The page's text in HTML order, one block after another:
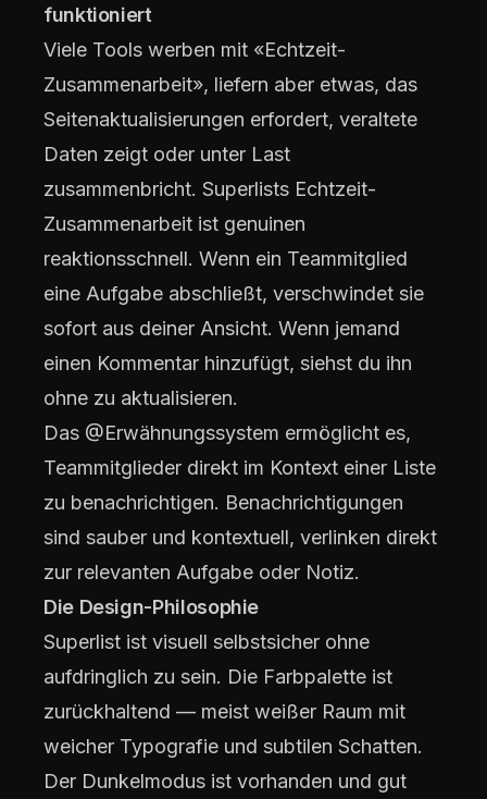
funktioniert
Viele Tools werben mit «Echtzeit-
Zusammenarbeit», liefern aber etwas, das
Seitenaktualisierungen erfordert, veraltete
Daten zeigt oder unter Last
zusammenbricht. Superlists Echtzeit-
Zusammenarbeit ist genuinen
reaktionsschnell. Wenn ein Teammitglied
eine Aufgabe abschließt, verschwindet sie
sofort aus deiner Ansicht. Wenn jemand
einen Kommentar hinzufügt, siehst du ihn
ohne zu aktualisieren.
Das @Erwähnungssystem ermöglicht es,
Teammitglieder direkt im Kontext einer Liste
zu benachrichtigen. Benachrichtigungen
sind sauber und kontextuell, verlinken direkt
zur relevanten Aufgabe oder Notiz.
Die Design-Philosophie
Superlist ist visuell selbstsicher ohne
aufdringlich zu sein. Die Farbpalette ist
zurückhaltend — meist weißer Raum mit
weicher Typografie und subtilen Schatten.
Der Dunkelmodus ist vorhanden und gut